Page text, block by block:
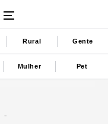
Rural Gente
Mulher Pet